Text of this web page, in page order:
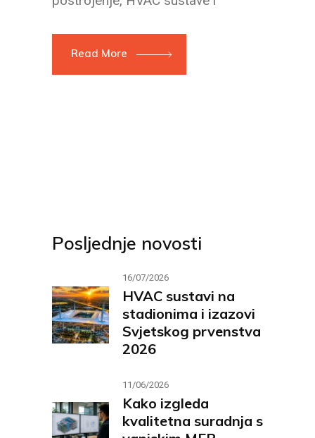
Read More
Posljednje novosti
16/07/2026
HVAC sustavi na
stadionima i izazovi
Svjetskog prvenstva
2026
11/06/2026
Kako izgleda
kvalitetna suradnja s